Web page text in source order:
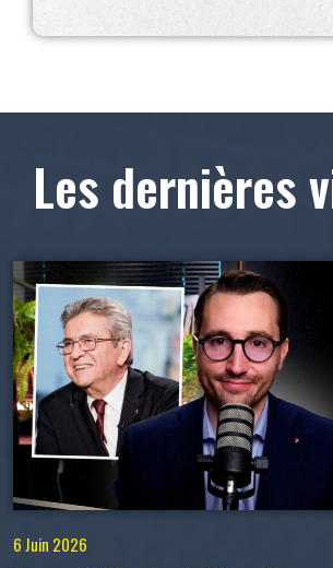
Les dernières
6 Juin 2026